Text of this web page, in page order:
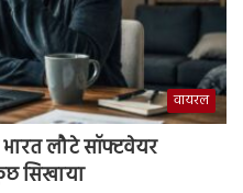
वायरल
लौटे सॉफ्टवेयर
सिखाया